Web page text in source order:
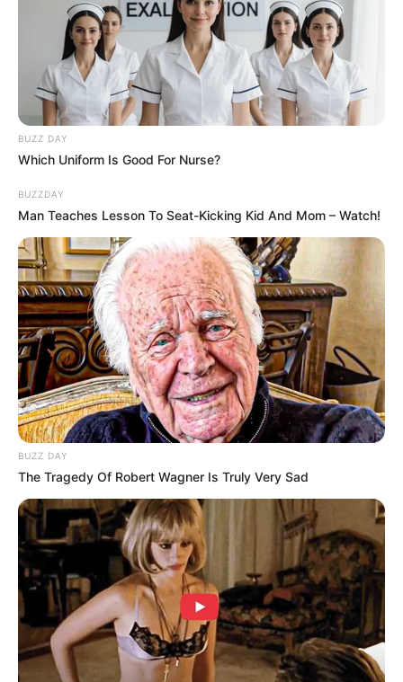
3. Ide lain menyimpan kabel ialah dengan
menggunakan membuat tabung dari kertas karton,
lalu memberi nama dan masing-masing ruang untuk
satu kabel
BUZZ DAY
Which Uniform Is Good For Nurse?
BUZZDAY
Man Teaches Lesson To Seat-Kicking Kid And Mom – Watch!
BUZZ DAY
The Tragedy Of Robert Wagner Is Truly Very Sad